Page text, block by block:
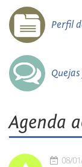
Perfil
Agenda
08/